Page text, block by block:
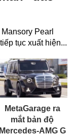
Pearl
tục xuất hiện...
MetaGarage ra
mắt bản độ
Mercedes-AMG G